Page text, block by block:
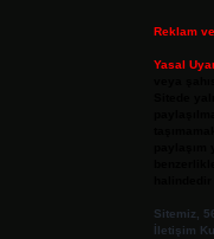
Reklam
Yasal
Sitemiz,
İletişim